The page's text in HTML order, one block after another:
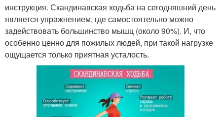
инструкция. Скандинавская ходьба на сегодняшний день
является упражнением, где самостоятельно можно
задействовать большинство мышц (около 90%). И, что
особенно ценно для пожилых людей, при такой нагрузке
ощущается только приятная усталость.